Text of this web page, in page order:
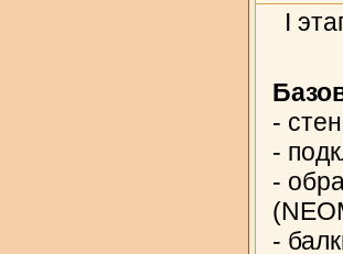
I
-
-
-
-